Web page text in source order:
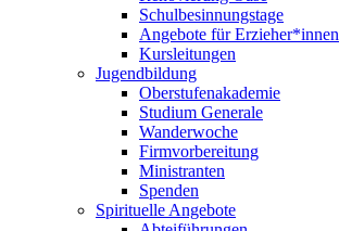
Schulbesinnungstage
Angebote für Erzieher*innen
Kursleitungen
Jugendbildung
Oberstufenakademie
Studium Generale
Wanderwoche
Firmvorbereitung
Ministranten
Spenden
Spirituelle Angebote